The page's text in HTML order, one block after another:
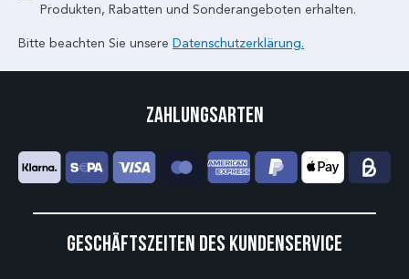
Produkten, Rabatten und Sonderangeboten erhalten.
Bitte beachten Sie unsere Datenschutzerklärung.
Geschäftszeiten des Kundenservice
Zahlungsarten